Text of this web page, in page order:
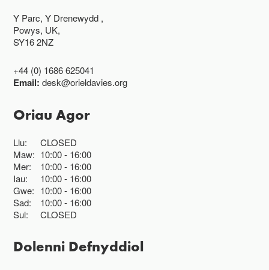
Y Parc, Y Drenewydd ,
Powys, UK,
SY16 2NZ
+44 (0) 1686 625041
Email:desk@orieldavies.org
Oriau Agor
Llu:
CLOSED
Maw: 10:00 16:00
Mer:
10:00 16:00
Iau:
10:00 16:00
Gwe: 10:00 16:00
Sad:
10:00 16:00
Sul:
CLOSED
Dolenni Defnyddiol